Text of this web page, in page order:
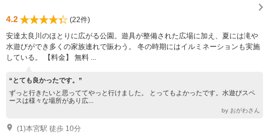
4.2
(22件)
安達太良川のほとりに広がる公園。遊具が整備された広場に加え、夏には滝や
水遊びができ多くの家族連れで賑わう。 冬の時期にはイルミネーションも実施
している。 【料金】 無料 ...
“とても良かったです。”
ずっと行きたいと思っててやっと行けました。 とってもよかったです。水遊びスペ
ースは様々な場所があり広...
by おがわさん
(1)本宮駅 徒歩 10分